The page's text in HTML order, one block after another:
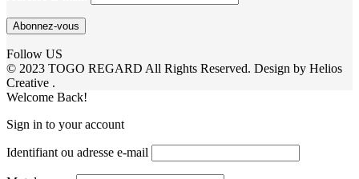
Follow US
© 2023 TOGO REGARD All Rights Reserved. Design by Helios
Creative .
Welcome Back!
Sign in to your account
Identifiant ou adresse e-mail